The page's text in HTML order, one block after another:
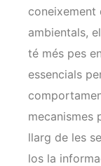
coneixement
ambientals,
té més pes
essencials
mecanismes
llarg de les
los la